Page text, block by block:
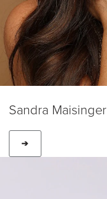
Sandra Maisinger
➔